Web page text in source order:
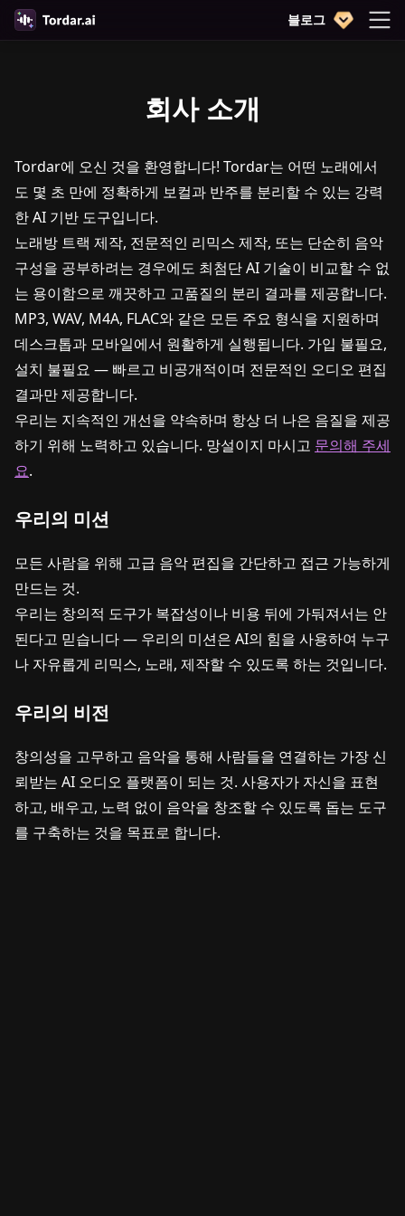
블로그
회사 소개
Tordar에 오신 것을 환영합니다! Tordar는 어떤 노래에서
도 몇 초 만에 정확하게 보컬과 반주를 분리할 수 있는 강력
한 AI 기반 도구입니다.
노래방 트랙 제작, 전문적인 리믹스 제작, 또는 단순히 음악
구성을 공부하려는 경우에도 최첨단 AI 기술이 비교할 수 없
는 용이함으로 깨끗하고 고품질의 분리 결과를 제공합니다.
MP3, WAV, M4A, FLAC와 같은 모든 주요 형식을 지원하며
데스크톱과 모바일에서 원활하게 실행됩니다. 가입 불필요,
설치 불필요 — 빠르고 비공개적이며 전문적인 오디오 편집
결과만 제공합니다.
우리는 지속적인 개선을 약속하며 항상 더 나은 음질을 제공
하기 위해 노력하고 있습니다. 망설이지 마시고 문의해 주세
요.
우리의 미션
모든 사람을 위해 고급 음악 편집을 간단하고 접근 가능하게
만드는 것.
우리는 창의적 도구가 복잡성이나 비용 뒤에 가둬져서는 안
된다고 믿습니다 — 우리의 미션은 AI의 힘을 사용하여 누구
나 자유롭게 리믹스, 노래, 제작할 수 있도록 하는 것입니다.
우리의 비전
창의성을 고무하고 음악을 통해 사람들을 연결하는 가장 신
뢰받는 AI 오디오 플랫폼이 되는 것. 사용자가 자신을 표현
하고, 배우고, 노력 없이 음악을 창조할 수 있도록 돕는 도구
를 구축하는 것을 목표로 합니다.